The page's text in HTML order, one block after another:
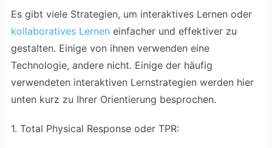
Es gibt viele Strategien, um interaktives Lernen oder
kollaboratives Lernen einfacher und effektiver zu
gestalten. Einige von ihnen verwenden eine
Technologie, andere nicht. Einige der häufig
verwendeten interaktiven Lernstrategien werden hier
unten kurz zu Ihrer Orientierung besprochen.
1. Total Physical Response oder TPR: